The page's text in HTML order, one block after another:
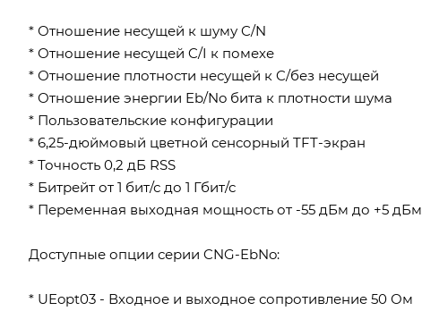
* Отношение несущей к шуму C/N
* Отношение несущей C/I к помехе
* Отношение плотности несущей к C/без несущей
* Отношение энергии Eb/No бита к плотности шума
* Пользовательские конфигурации
* 6,25-дюймовый цветной сенсорный TFT-экран
* Точность 0,2 дБ RSS
* Битрейт от 1 бит/с до 1 Гбит/с
* Переменная выходная мощность от -55 дБм до +5 дБм
Доступные опции серии CNG-EbNo:
* UEopt03 - Входное и выходное сопротивление 50 Ом